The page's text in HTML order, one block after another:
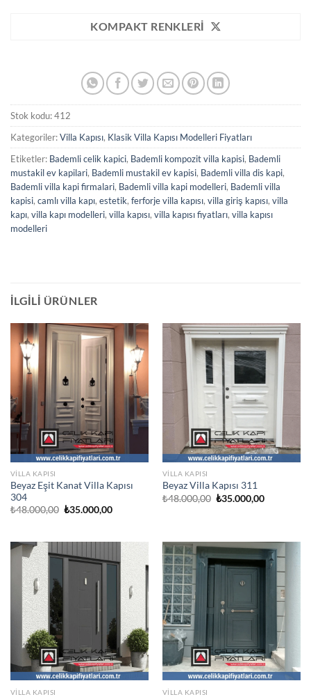
KOMPAKT RENKLERI
Stok kodu:412
Kategoriler:Villa Kapısı, Klasik Villa Kapısı Modelleri Fiyatları
Etiketler: Bademli celik kapici, Bademli kompozit villa kapisi, Bademli
mustakil ev kapilari, Bademli mustakil ev kapisi, Bademli villa dis kapi,
Bademli villa kapi firmalari, Bademli villa kapi modelleri, Bademli villa
kapisi, camlı villa kapı, estetik, ferforje villa kapısı, villa giriş kapısı, villa
kapı, villa kapı modelleri, villa kapısı, villa kapısı fiyatları, villa kapısı
modelleri
İLGILI ÜRÜNLER
VILLA KAPISI
Beyaz Eşit Kanat Villa Kapısı
304
₺48.000,00 Orijinal
₺35.000,00Şu
VILLA KAPISI
Beyaz Villa Kapısı 311
₺48.000,00 Orijinal
₺35.000,00Şu
VILLA KAPISI VILLA KAPISI